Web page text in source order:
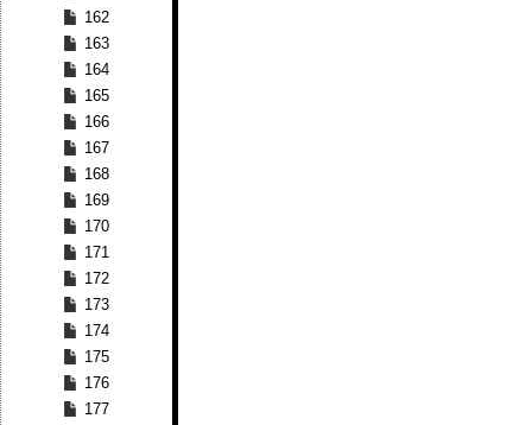
162
163
164
165
166
167
168
169
170
171
172
173
174
175
176
177